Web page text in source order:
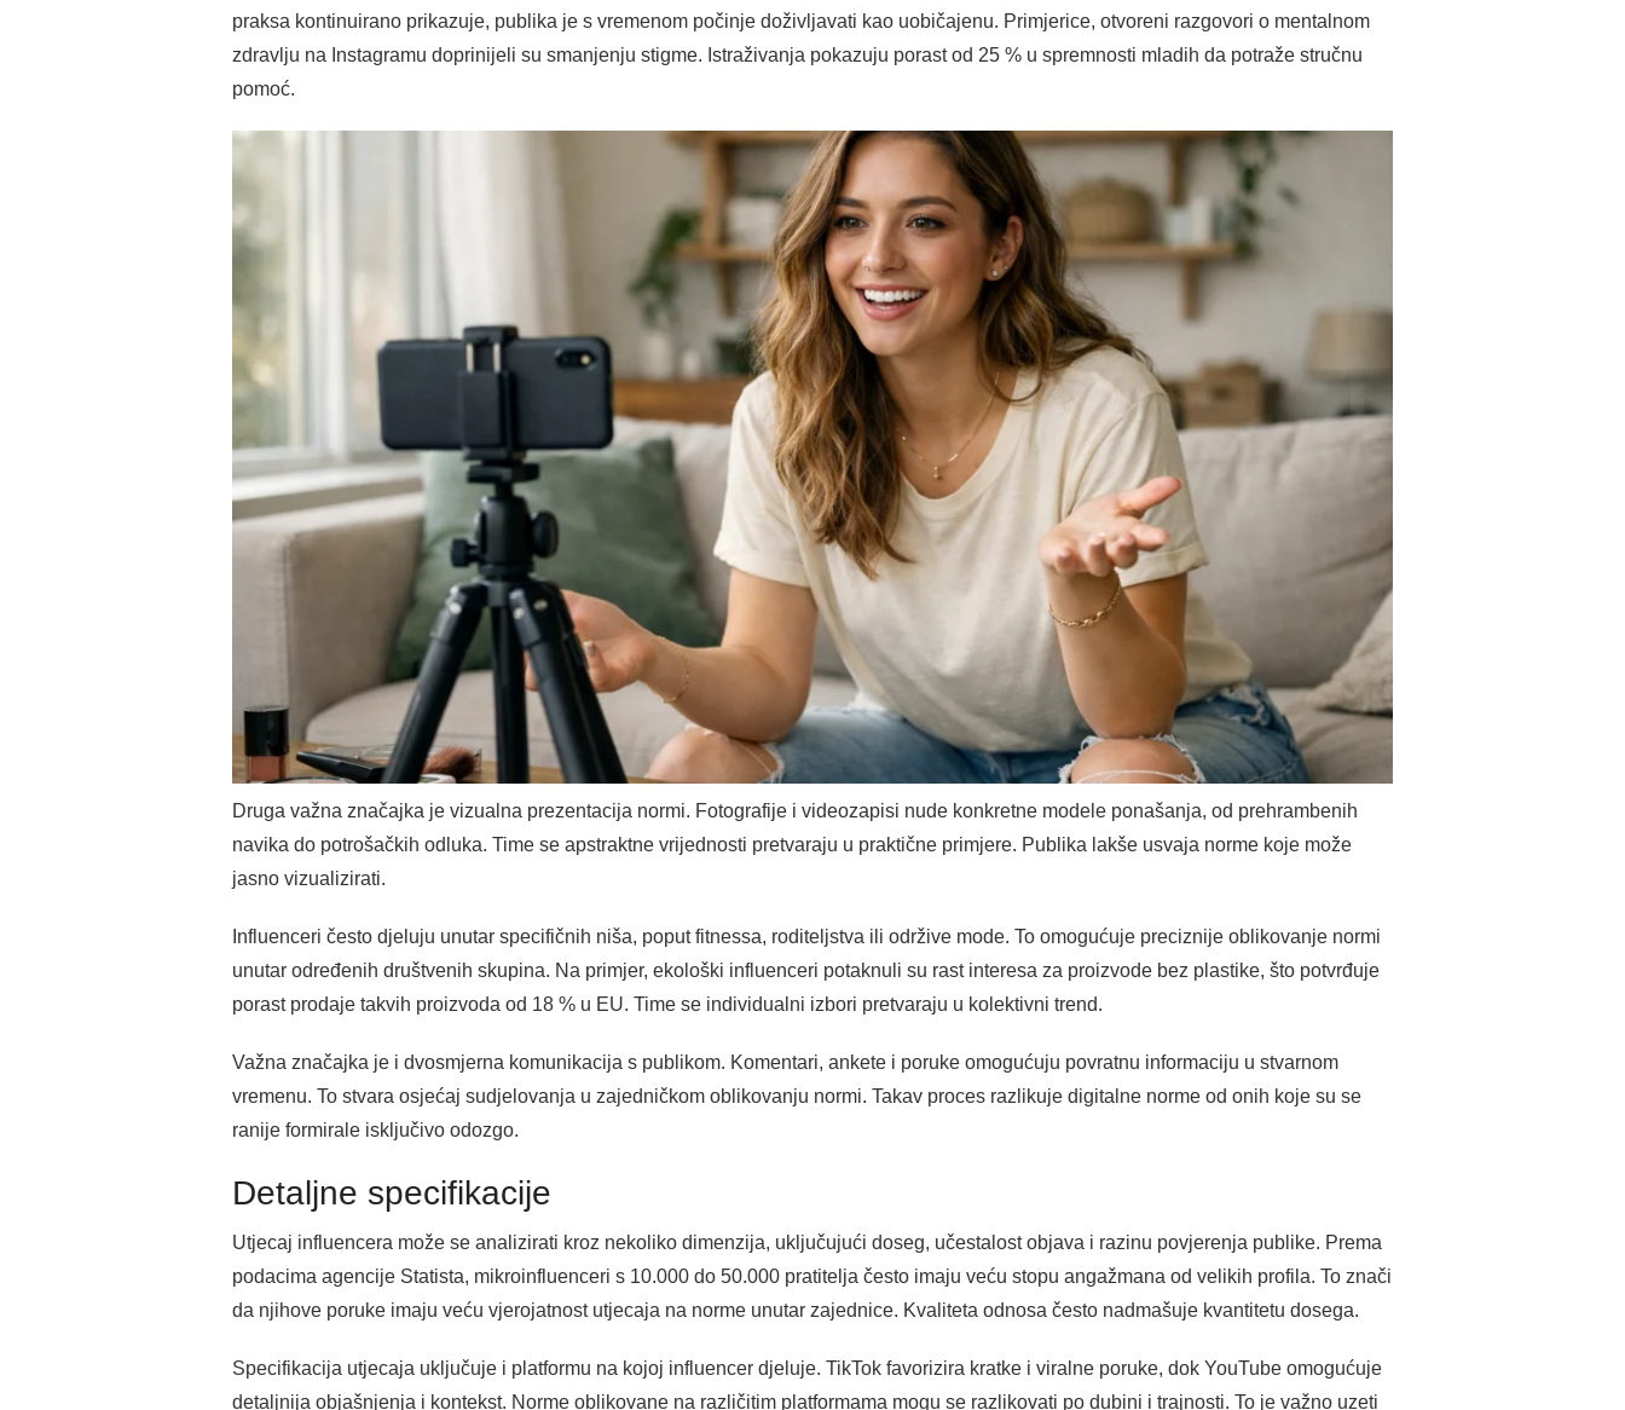
praksa kontinuirano prikazuje, publika je s vremenom počinje doživljavati kao uobičajenu. Primjerice, otvoreni razgovori o mentalnom
zdravlju na Instagramu doprinijeli su smanjenju stigme. Istraživanja pokazuju porast od 25 % u spremnosti mladih da potraže stručnu
pomoć.
Druga važna značajka je vizualna prezentacija normi. Fotografije i videozapisi nude konkretne modele ponašanja, od prehrambenih
navika do potrošačkih odluka. Time se apstraktne vrijednosti pretvaraju u praktične primjere. Publika lakše usvaja norme koje može
jasno vizualizirati.
Influenceri često djeluju unutar specifičnih niša, poput fitnessa, roditeljstva ili održive mode. To omogućuje preciznije oblikovanje normi
unutar određenih društvenih skupina. Na primjer, ekološki influenceri potaknuli su rast interesa za proizvode bez plastike, što potvrđuje
porast prodaje takvih proizvoda od 18 % u EU. Time se individualni izbori pretvaraju u kolektivni trend.
Važna značajka je i dvosmjerna komunikacija s publikom. Komentari, ankete i poruke omogućuju povratnu informaciju u stvarnom
vremenu. To stvara osjećaj sudjelovanja u zajedničkom oblikovanju normi. Takav proces razlikuje digitalne norme od onih koje su se
ranije formirale isključivo odozgo.
Detaljne specifikacije
Utjecaj influencera može se analizirati kroz nekoliko dimenzija, uključujući doseg, učestalost objava i razinu povjerenja publike. Prema
podacima agencije Statista, mikroinfluenceri s 10.000 do 50.000 pratitelja često imaju veću stopu angažmana od velikih profila. To znači
da njihove poruke imaju veću vjerojatnost utjecaja na norme unutar zajednice. Kvaliteta odnosa često nadmašuje kvantitetu dosega.
Specifikacija utjecaja uključuje i platformu na kojoj influencer djeluje. TikTok favorizira kratke i viralne poruke, dok YouTube omogućuje
detaljnija objašnjenja i kontekst. Norme oblikovane na različitim platformama mogu se razlikovati po dubini i trajnosti. To je važno uzeti